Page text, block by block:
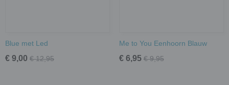
Blue met Led
€ 9,00 € 12,95
Me to You Eenhoorn Blauw
€ 6,95 € 9,95